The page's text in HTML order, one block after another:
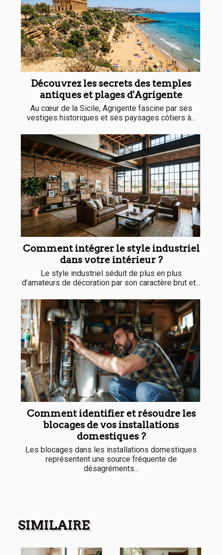
Découvrez les secrets des temples
antiques et plages d'Agrigente
Au cœur de la Sicile, Agrigente fascine par ses
vestiges historiques et ses paysages côtiers à...
Comment intégrer le style industriel
dans votre intérieur ?
Le style industriel séduit de plus en plus
d’amateurs de décoration par son caractère brut et...
Comment identifier et résoudre les
blocages de vos installations
domestiques ?
Les blocages dans les installations domestiques
représentent une source fréquente de
désagréments...
SIMILAIRE